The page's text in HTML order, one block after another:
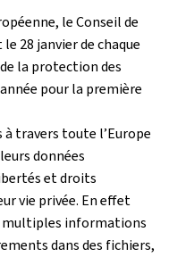
le Conseil de
28 janvier de chaque
la protection des
pour la première
travers toute l’Europe
données
et droits
vie privée. En effet
multiples informations
dans des fichiers,